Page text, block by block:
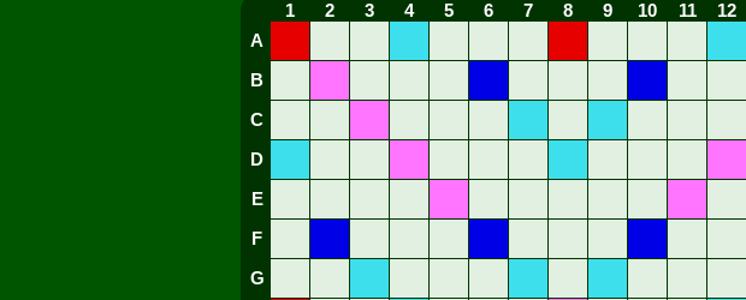
1 2 3 4 5 6 7 8 9 10 11 12
A
B
C
D
E
F
G